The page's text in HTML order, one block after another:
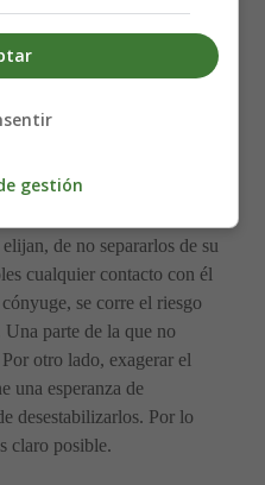
dónde vivirán, en custodia
a sus compañeros, etc.
que pasar por su
que anticiparse a todo: así
de no separarlos de su
cualquier contacto con él
se corre el riesgo
parte de la que no
otro lado, exagerar el
una esperanza de
desestabilizarlos. Por lo
claro posible.
gestión